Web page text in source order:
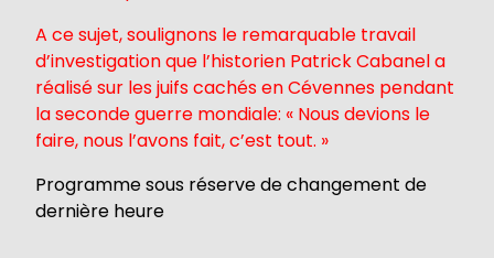
A ce sujet, soulignons le remarquable travail
d’investigation que l’historien Patrick Cabanel a
réalisé sur les juifs cachés en Cévennes pendant
la seconde guerre mondiale: « Nous devions le
faire, nous l’avons fait, c’est tout. »
Programme sous réserve de changement de
dernière heure